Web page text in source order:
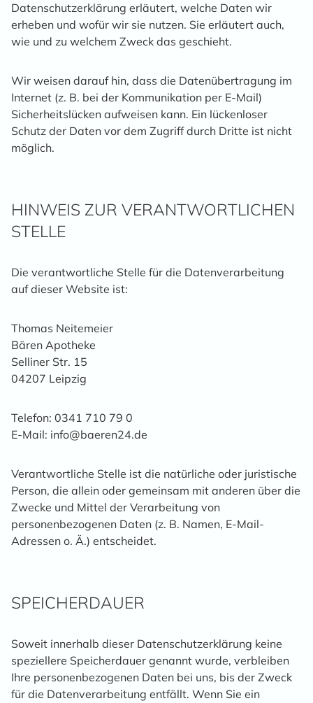
Datenschutzerklärung erläutert, welche Daten wir
erheben und wofür wir sie nutzen. Sie erläutert auch,
wie und zu welchem Zweck das geschieht.
Wir weisen darauf hin, dass die Datenübertragung im
Internet (z. B. bei der Kommunikation per E-Mail)
Sicherheitslücken aufweisen kann. Ein lückenloser
Schutz der Daten vor dem Zugriff durch Dritte ist nicht
möglich.
HINWEIS ZUR VERANTWORTLICHEN
STELLE
Die verantwortliche Stelle für die Datenverarbeitung
auf dieser Website ist:
Thomas Neitemeier
Bären Apotheke
Selliner Str. 15
04207 Leipzig
Telefon: 0341 710 79 0
E-Mail: info@baeren24.de
Verantwortliche Stelle ist die natürliche oder juristische
Person, die allein oder gemeinsam mit anderen über die
Zwecke und Mittel der Verarbeitung von
personenbezogenen Daten (z. B. Namen, E-Mail-
Adressen o. Ä.) entscheidet.
SPEICHERDAUER
Soweit innerhalb dieser Datenschutzerklärung keine
speziellere Speicherdauer genannt wurde, verbleiben
Ihre personenbezogenen Daten bei uns, bis der Zweck
für die Datenverarbeitung entfällt. Wenn Sie ein